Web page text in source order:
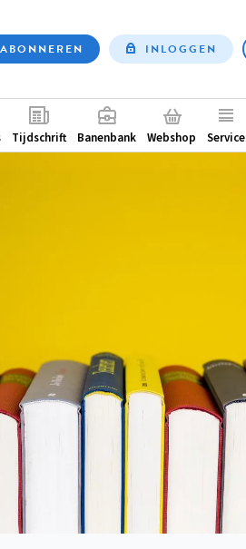
ABONNEREN INLOGGEN
Tijdschrift Banenbank Webshop Service